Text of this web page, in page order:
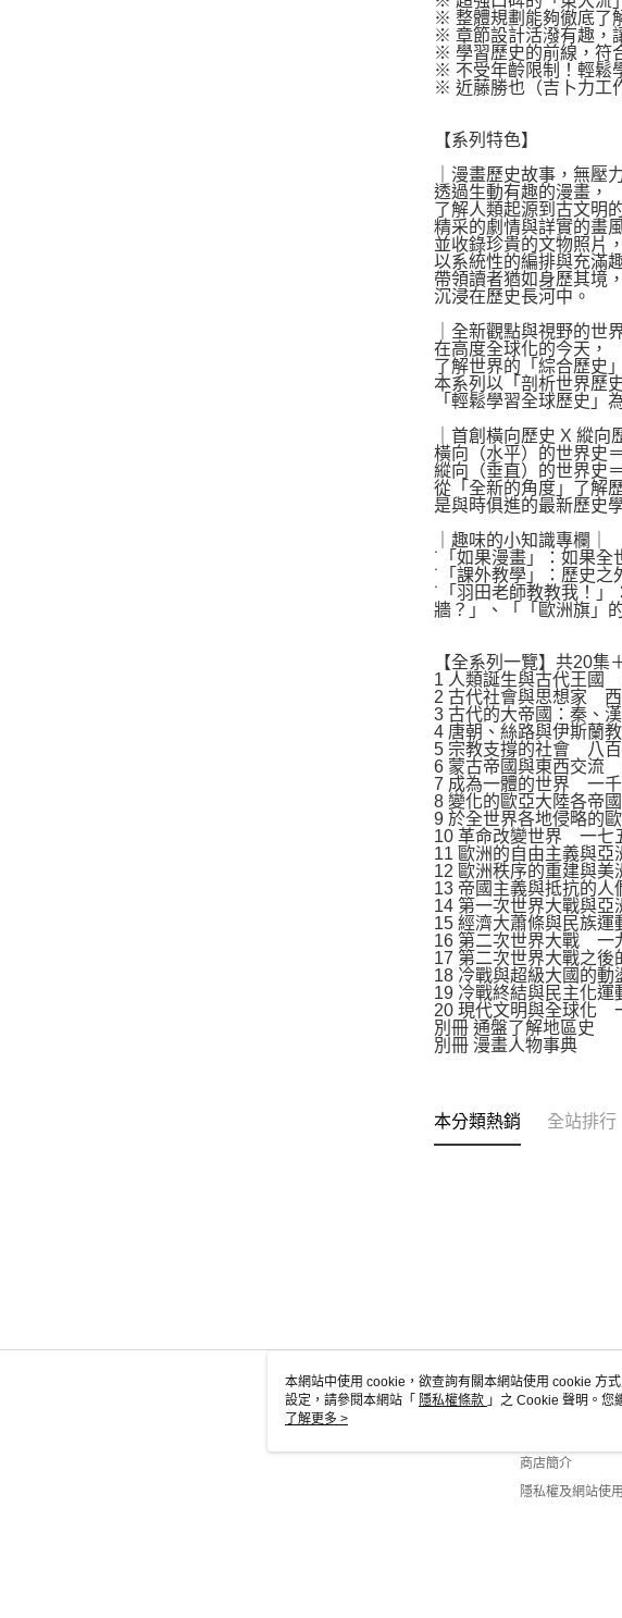
※ 整體規劃能夠徹底了
※ 章節設計活潑有趣，
※ 學習歷史的前線，符
※ 不受年齡限制！輕鬆
※ 近藤勝也（吉卜力工
【系列特色】
｜漫畫歷史故事，無壓
透過生動有趣的漫畫，
了解人類起源到古文明
精采的劇情與詳實的畫
並收錄珍貴的文物照片，
以系統性的編排與充滿
帶領讀者猶如身歷其境，
沉浸在歷史長河中。
｜全新觀點與視野的世
在高度全球化的今天，
了解世界的「綜合歷史
本系列以「剖析世界歷
「輕鬆學習全球歷史」
｜首創橫向歷史 X 縱向
橫向（水平）的世界史
縱向（垂直）的世界史
從「全新的角度」了解
是與時俱進的最新歷史
｜趣味的小知識專欄｜
˙「如果漫畫」：如果
˙「課外教學」：歷史
˙「羽田老師教教我！
牆？」、「「歐洲旗」
【全系列一覽】共20集
1 人類誕生與古代王國
2 古代社會與思想家
3 古代的大帝國：秦、
4 唐朝、絲路與伊斯蘭
5 宗教支撐的社會 八
6 蒙古帝國與東西交流
7 成為一體的世界 一
8 變化的歐亞大陸各帝
9 於全世界各地侵略的
10 革命改變世界 一七
11 歐洲的自由主義與
12 歐洲秩序的重建與
13 帝國主義與抵抗的
14 第一次世界大戰與
15 經濟大蕭條與民族
16 第二次世界大戰 一
17 第二次世界大戰之
18 冷戰與超級大國的
19 冷戰終結與民主化
20 現代文明與全球化
別冊 通盤了解地區史
別冊 漫畫人物事典
本分類熱銷 全站排行
關於我們
商店簡介
隱私權及網站使
本網站中使用 cookie，欲查詢有關本網站使用 cookie 方
設定，請參閱本網站「 隱私權條款 」之 Cookie 聲明。您
使用 cookie。
了解更多 >